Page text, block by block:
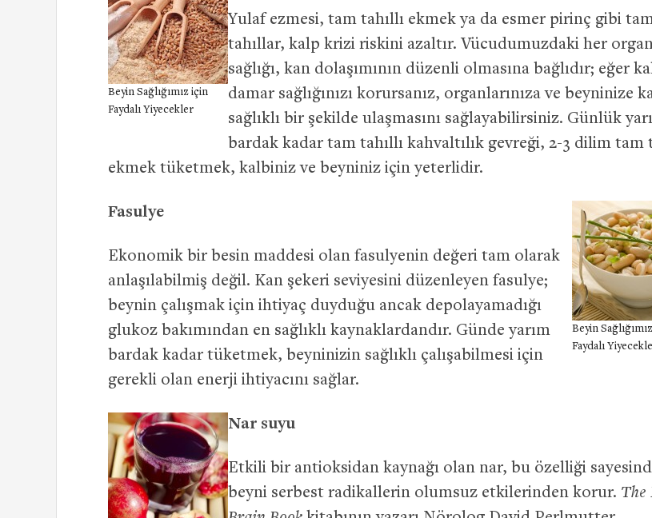
Beyin Sağlığımız için
Faydalı Yiyecekler
Yulaf ezmesi, tam tahıllı ekmek ya da esmer pirinç gibi
tahıllar, kalp krizi riskini azaltır. Vücudumuzdaki her
sağlığı, kan dolaşımının düzenli olmasına bağlıdır; eğer
damar sağlığınızı korursanız, organlarınıza ve beyninize
sağlıklı bir şekilde ulaşmasını sağlayabilirsiniz. Günlük
bardak kadar tam tahıllı kahvaltılık gevreği, 2-3 dilim tam
ekmek tüketmek, kalbiniz ve beyniniz için yeterlidir.
Beyin
Faydalı
Fasulye
Ekonomik bir besin maddesi olan fasulyenin değeri tam olarak
anlaşılabilmiş değil. Kan şekeri seviyesini düzenleyen fasulye;
beynin çalışmak için ihtiyaç duyduğu ancak depolayamadığı
glukoz bakımından en sağlıklı kaynaklardandır. Günde yarım
bardak kadar tüketmek, beyninizin sağlıklı çalışabilmesi için
gerekli olan enerji ihtiyacını sağlar.
Nar suyu
Etkili bir antioksidan kaynağı olan nar, bu özelliği
beyni serbest radikallerin olumsuz etkilerinden korur. The